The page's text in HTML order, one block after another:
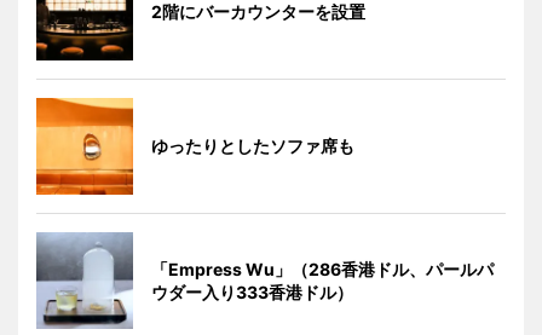
2階にバーカウンターを設置
ゆったりとしたソファ席も
「Empress Wu」（286香港ドル、パールパ
ウダー入り333香港ドル）